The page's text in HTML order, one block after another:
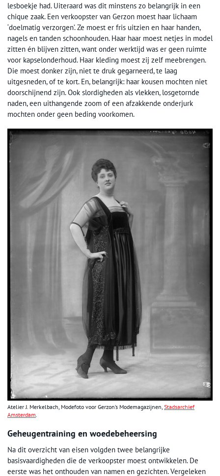
lesboekje had. Uiteraard was dit minstens zo belangrijk in een
chique zaak. Een verkoopster van Gerzon moest haar lichaam
‘doelmatig verzorgen’. Ze moest er fris uitzien en haar handen,
nagels en tanden schoonhouden. Haar haar moest netjes in model
zitten én blijven zitten, want onder werktijd was er geen ruimte
voor kapselonderhoud. Haar kleding moest zij zelf meebrengen.
Die moest donker zijn, niet te druk gegarneerd, te laag
uitgesneden, of te kort. En, belangrijk: haar kousen mochten niet
doorschijnend zijn. Ook slordigheden als vlekken, losgetornde
naden, een uithangende zoom of een afzakkende onderjurk
mochten onder geen beding voorkomen.
Atelier J. Merkelbach, Modefoto voor Gerzon’s Modemagazijnen, Stadsarchief
Amsterdam.
Geheugentraining en woedebeheersing
Na dit overzicht van eisen volgden twee belangrijke
basisvaardigheden die de verkoopster moest ontwikkelen. De
eerste was het onthouden van namen en gezichten. Vergeleken